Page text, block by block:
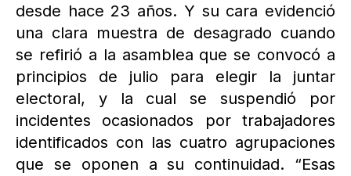
desde hace 23 años. Y su cara evidenció
una clara muestra de desagrado cuando
se refirió a la asamblea que se convocó a
principios de julio para elegir la juntar
electoral, y la cual se suspendió por
incidentes ocasionados por trabajadores
identificados con las cuatro agrupaciones
que se oponen a su continuidad. “Esas